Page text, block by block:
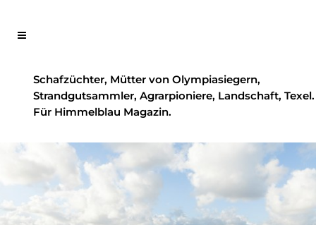
Schafzüchter, Mütter von Olympiasiegern,
Strandgutsammler, Agrarpioniere, Landschaft, Texel.
Für Himmelblau Magazin.